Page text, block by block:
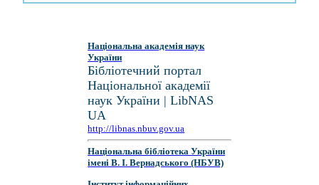
Національна академія наук
України
Бібліотечний портал
Національної академії
наук України | LibNAS
UA
http://libnas.nbuv.gov.ua
Національна бібліотека України
імені В. І. Вернадського (НБУВ)